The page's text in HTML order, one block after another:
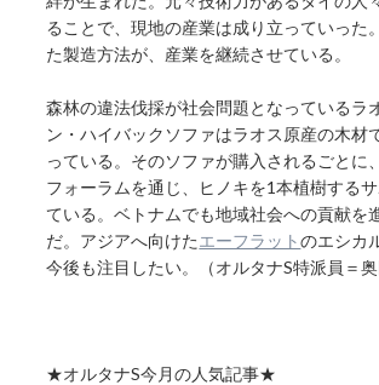
ることで、現地の産業は成り立っていった
た製造方法が、産業を継続させている。
森林の違法伐採が社会問題となっているラ
ン・ハイバックソファはラオス原産の木材
っている。そのソファが購入されるごとに
フォーラムを通じ、ヒノキを1本植樹する
ている。ベトナムでも地域社会への貢献を
だ。アジアへ向けたエーフラットのエシカ
今後も注目したい。（オルタナS特派員＝奥
★オルタナS今月の人気記事★